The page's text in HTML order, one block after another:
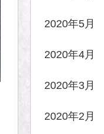
2020年5月
2020年4月
2020年3月
2020年2月